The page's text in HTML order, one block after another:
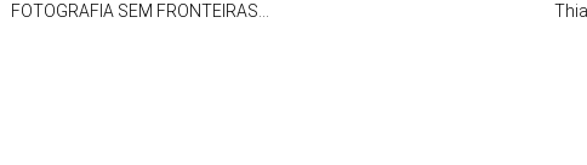
FOTOGRAFIA SEM FRONTEIRAS...